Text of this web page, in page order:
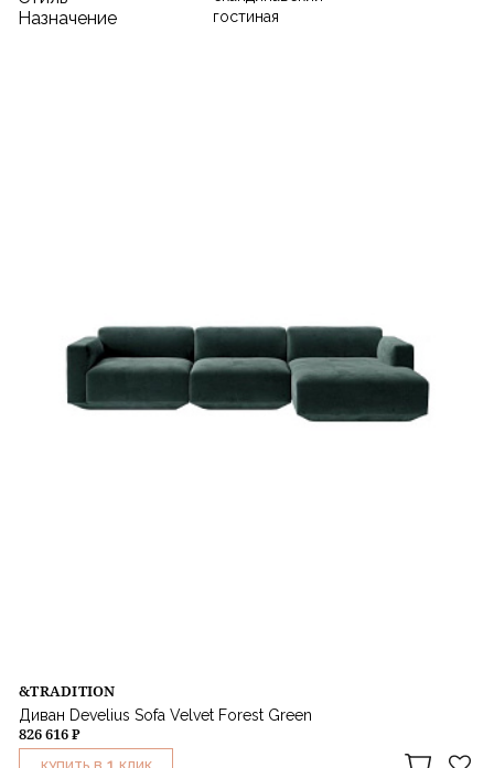
Назначение гостиная
&TRADITION
Диван Develius Sofa Velvet Forest Green
826 616 ₽